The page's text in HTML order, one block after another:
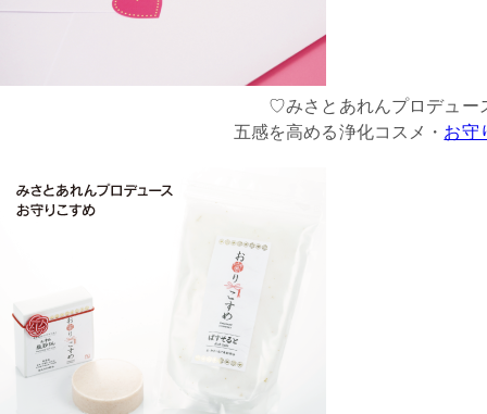
♡みさとあれんプロデュー
五感を高める浄化コスメ・ お守